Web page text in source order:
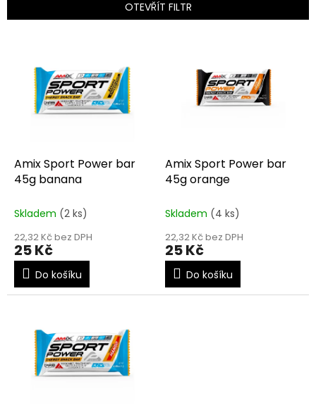
r
OTEVŘÍT FILTR
dAmix Sport Power bar
45g banana
Skladem (2 ks)
22,32 Kč bez DPH
25 Kč
Do košíku
Amix Sport Power bar
45g orange
Skladem (4 ks)
22,32 Kč bez DPH
25 Kč
Do košíku